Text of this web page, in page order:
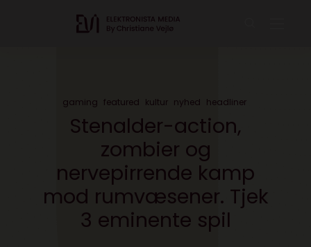
gaming featured kultur nyhed headliner
Stenalder-action,
zombier og
nervepirrende kamp
mod rumvæsener. Tjek
3 eminente spil